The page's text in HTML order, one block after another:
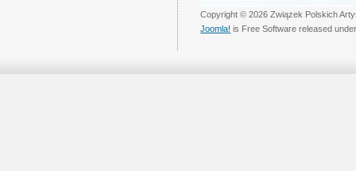
Copyright © 2026 Związek Polskich
Joomla! is Free Software released